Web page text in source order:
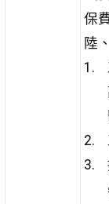
保
陸